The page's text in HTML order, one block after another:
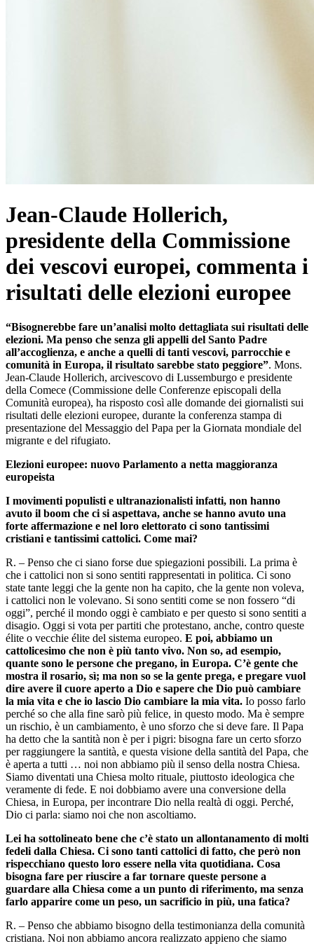
Jean-Claude Hollerich,
presidente della Commissione
dei vescovi europei, commenta i
risultati delle elezioni europee
“Bisognerebbe fare un’analisi molto dettagliata sui risultati delle
elezioni. Ma penso che senza gli appelli del Santo Padre
all’accoglienza, e anche a quelli di tanti vescovi, parrocchie e
comunità in Europa, il risultato sarebbe stato peggiore”. Mons.
Jean-Claude Hollerich, arcivescovo di Lussemburgo e presidente
della Comece (Commissione delle Conferenze episcopali della
Comunità europea), ha risposto così alle domande dei giornalisti sui
risultati delle elezioni europee, durante la conferenza stampa di
presentazione del Messaggio del Papa per la Giornata mondiale del
migrante e del rifugiato.
Elezioni europee: nuovo Parlamento a netta maggioranza
europeista
I movimenti populisti e ultranazionalisti infatti, non hanno
avuto il boom che ci si aspettava, anche se hanno avuto una
forte affermazione e nel loro elettorato ci sono tantissimi
cristiani e tantissimi cattolici. Come mai?
R. – Penso che ci siano forse due spiegazioni possibili. La prima è
che i cattolici non si sono sentiti rappresentati in politica. Ci sono
state tante leggi che la gente non ha capito, che la gente non voleva,
i cattolici non le volevano. Si sono sentiti come se non fossero “di
oggi”, perché il mondo oggi è cambiato e per questo si sono sentiti a
disagio. Oggi si vota per partiti che protestano, anche, contro queste
élite o vecchie élite del sistema europeo. E poi, abbiamo un
cattolicesimo che non è più tanto vivo. Non so, ad esempio,
quante sono le persone che pregano, in Europa. C’è gente che
mostra il rosario, sì; ma non so se la gente prega, e pregare vuol
dire avere il cuore aperto a Dio e sapere che Dio può cambiare
la mia vita e che io lascio Dio cambiare la mia vita. Io posso farlo
perché so che alla fine sarò più felice, in questo modo. Ma è sempre
un rischio, è un cambiamento, è uno sforzo che si deve fare. Il Papa
ha detto che la santità non è per i pigri: bisogna fare un certo sforzo
per raggiungere la santità, e questa visione della santità del Papa, che
è aperta a tutti … noi non abbiamo più il senso della nostra Chiesa.
Siamo diventati una Chiesa molto rituale, piuttosto ideologica che
veramente di fede. E noi dobbiamo avere una conversione della
Chiesa, in Europa, per incontrare Dio nella realtà di oggi. Perché,
Dio ci parla: siamo noi che non ascoltiamo.
Lei ha sottolineato bene che c’è stato un allontanamento di molti
fedeli dalla Chiesa. Ci sono tanti cattolici di fatto, che però non
rispecchiano questo loro essere nella vita quotidiana. Cosa
bisogna fare per riuscire a far tornare queste persone a
guardare alla Chiesa come a un punto di riferimento, ma senza
farlo apparire come un peso, un sacrificio in più, una fatica?
R. – Penso che abbiamo bisogno della testimonianza della comunità
cristiana. Noi non abbiamo ancora realizzato appieno che siamo